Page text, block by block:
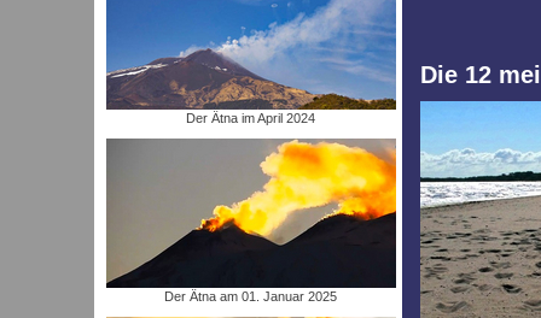
Der Ätna im April 2024
Der Ätna am 01. Januar 2025
Die 12